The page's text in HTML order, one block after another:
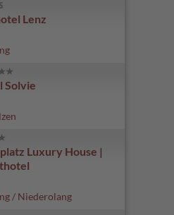
Lenz
Solvie
Luxury House |
/ Niederolang